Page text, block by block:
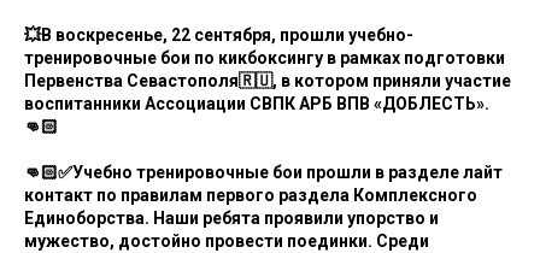
💥В воскресенье, 22 сентября, прошли учебно-
тренировочные бои по кикбоксингу в рамках подготовки
Первенства Севастополя🇷🇺, в котором приняли участие
воспитанники Ассоциации СВПК АРБ ВПВ «ДОБЛЕСТЬ».
👊🏻
👊🏻✅Учебно тренировочные бои прошли в разделе лайт
контакт по правилам первого раздела Комплексного
Единоборства. Наши ребята проявили упорство и
мужество, достойно провести поединки. Среди